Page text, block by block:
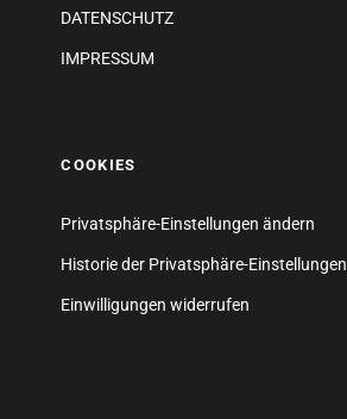
DATENSCHUTZ
IMPRESSUM
COOKIES
Privatsphäre-Einstellungen ändern
Historie der Privatsphäre-Einstellungen
Einwilligungen widerrufen